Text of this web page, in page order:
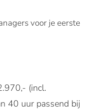
voor je eerste
(incl.
40 uur passend bij